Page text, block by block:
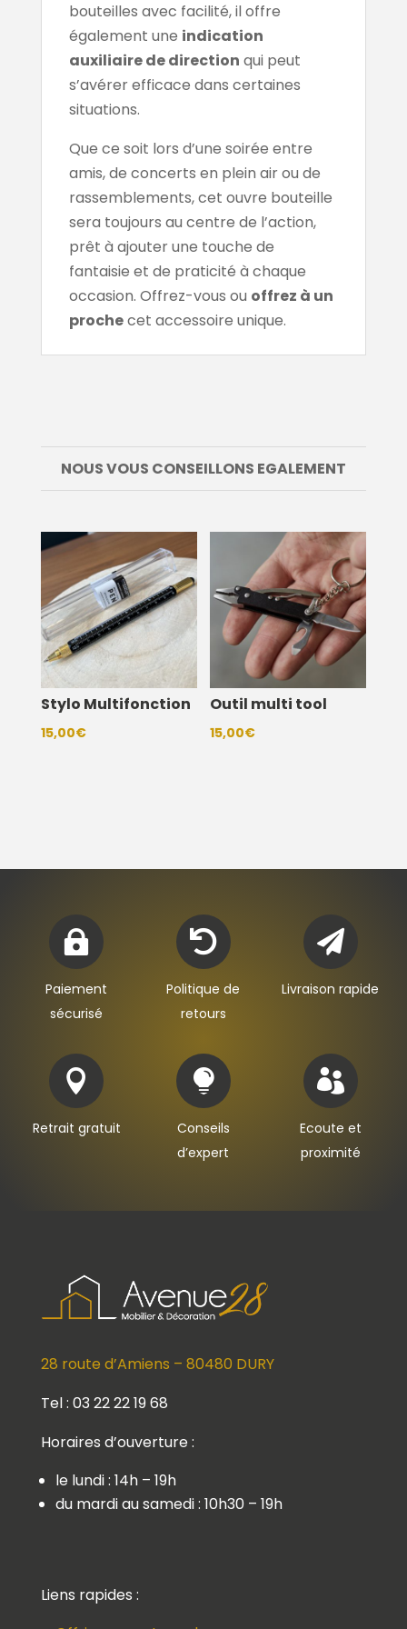
bouteilles avec facilité, il offre
également une indication
auxiliaire de direction qui peut
s’avérer efficace dans certaines
situations.
Que ce soit lors d’une soirée entre
amis, de concerts en plein air ou de
rassemblements, cet ouvre bouteille
sera toujours au centre de l’action,
prêt à ajouter une touche de
fantaisie et de praticité à chaque
occasion. Offrez-vous ou offrez à un
prochecet accessoire unique.
NOUS VOUS CONSEILLONS EGALEMENT
Stylo Multifonction
15,00€
Outil multi tool
15,00€

Paiement
sécurisé

Politique de
retours

Livraison rapide

Retrait gratuit

Conseils
d’expert

Ecoute et
proximité
28 route d’Amiens – 80480 DURY
Tel : 03 22 22 19 68
Horaires d’ouverture :
le lundi : 14h – 19h
du mardi au samedi : 10h30 – 19h
Liens rapides :